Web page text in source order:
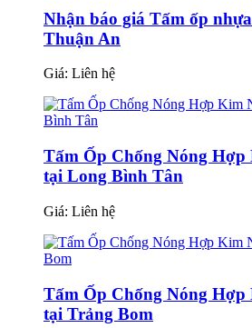
Nhận báo giá Tấm ốp
Thuận An
Giá: Liên hệ
Tấm Ốp Chống Nóng Hợp
tại Long Bình Tân
Giá: Liên hệ
Tấm Ốp Chống Nóng Hợp
tại Trảng Bom